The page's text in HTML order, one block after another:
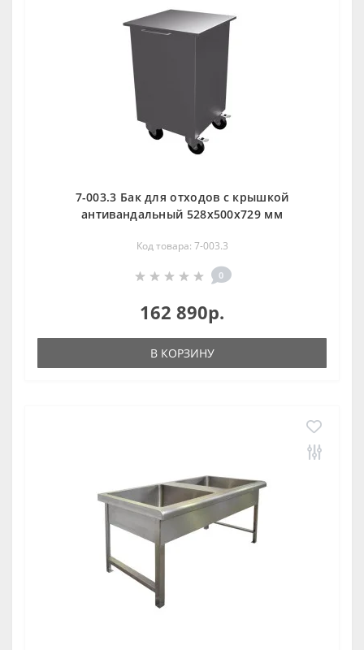
7-003.3 Бак для отходов с крышкой
антивандальный 528x500x729 мм
Код товара: 7-003.3
0
162 890р.
В КОРЗИНУ